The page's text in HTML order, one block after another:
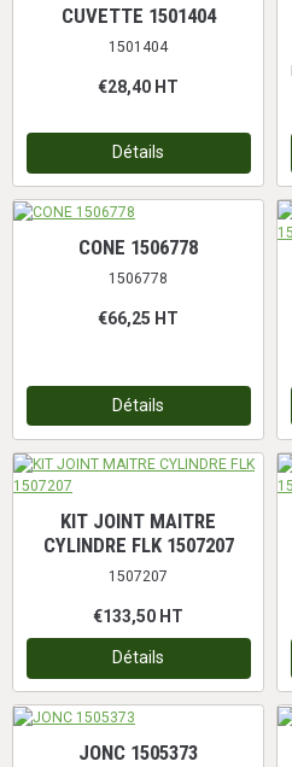
CUVETTE 1501404
1501404
€28,40 HT
Détails
CONE 1506778
1506778
€66,25 HT
Détails
KIT JOINT MAITRE
CYLINDRE FLK 1507207
1507207
€133,50 HT
Détails
JONC 1505373